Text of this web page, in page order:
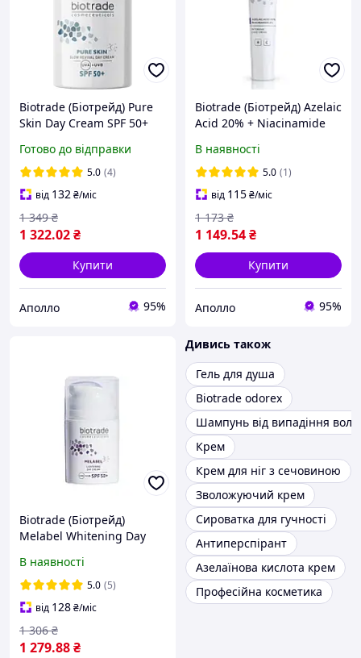
Biotrade (Біотрейд) Pure
Skin Day Cream SPF 50+
ревіталізувальний крем
для обличчя проти
перших ознак старіння,
50 мл
Готово до відправки
5.0 (4)
від 132₴/міс
1 322.02₴
1 349 ₴
Купити
Аполло 95%
Biotrade (Біотрейд) Azelaic
Acid 20% + Niacinamide
мл
В наявності
5.0 (1)
від 115₴/міс
1 149.54₴
1 173 ₴
Купити
Аполло 95%
Biotrade (Біотрейд)
Melabel Whitening Day
відбілювальний денний
крем для обличчя, 50 мл
В наявності
5.0 (5)
від 128₴/міс
1 279.88₴
1 306 ₴
Дивись також
Гель для душа
Biotrade odorex
Шампунь від випадіння
Крем
Крем для ніг з сечовиною
Зволожуючий крем
Сироватка для гучності
Антиперспірант
Азелаїнова кислота крем
Професійна косметика